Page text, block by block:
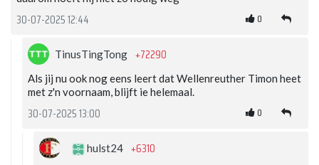
30-07-2025 12:44 0
TinusTingTong +72290
Als jij nu ook nog eens leert dat Wellenreuther Timon heet
met z'n voornaam, blijft ie helemaal.
30-07-2025 13:00 0
hulst24 +6310